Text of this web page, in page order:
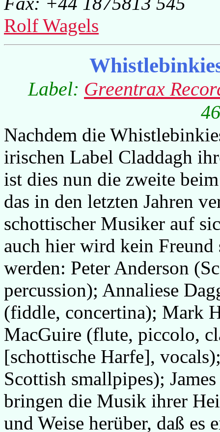
Rolf Wagels
Label: Greentrax
Nachdem die
irischen Label Claddagh
ist dies nun die zweite
das in den letzten Jahren
schottischer Musiker auf
auch hier wird kein
werden: Peter Anderson
percussion); Annaliese
(fiddle, concertina); Mark
MacGuire (flute, piccolo,
[schottische Harfe],
Scottish smallpipes);
bringen die Musik ihrer
und Weise herüber, daß es